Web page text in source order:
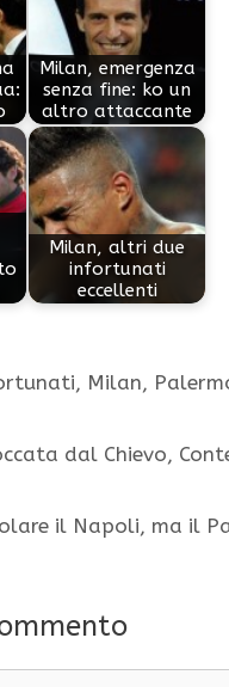
Milan, emergenza
senza fine: ko un
altro attaccante
Milan, altri due
infortunati
eccellenti
, Milan,
dal Chievo,
il Napoli, ma il